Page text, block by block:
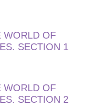
WORLD OF
SECTION 1
WORLD OF
SECTION 2